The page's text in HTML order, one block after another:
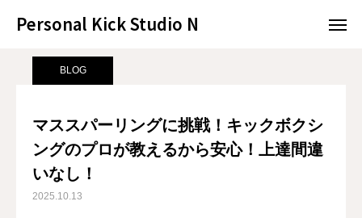
Personal Kick Studio N
サンプルページ BLOG マススパーリングに挑戦！キックボクシングのプロが教えるから安心！上達間違いなし！
BLOG
マススパーリングに挑戦！キックボクシ
ングのプロが教えるから安心！上達間違
いなし！
2025.10.13
Personal Kick Studio N
BLOG CONTACT
ホットペッパー